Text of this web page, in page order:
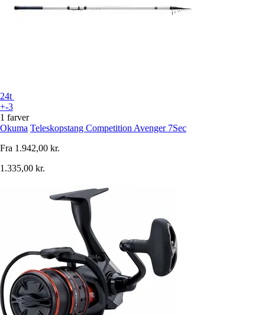
24t
+-3
1 farver
Okuma Teleskopstang Competition Avenger 7Sec
Fra 1.942,00 kr.
1.335,00 kr.